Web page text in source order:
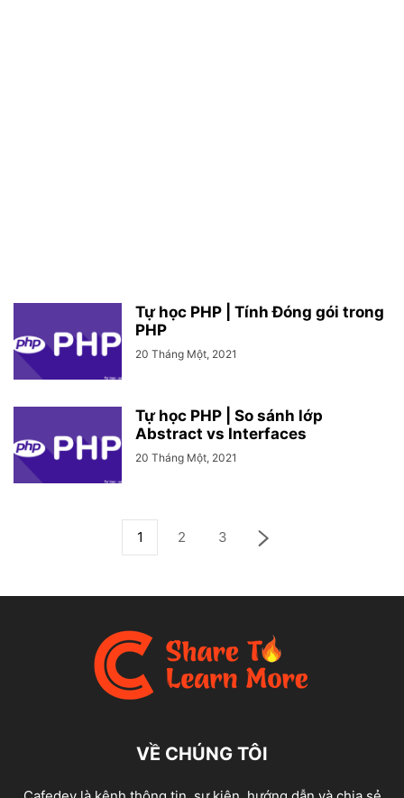
Tự học PHP | Tính Đóng gói trong
PHP
20 Tháng Một, 2021
Tự học PHP | So sánh lớp
Abstract vs Interfaces
20 Tháng Một, 2021
1 2 3
VỀ CHÚNG TÔI